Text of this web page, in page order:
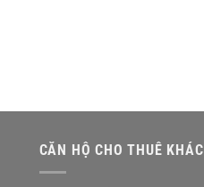
CĂN HỘ CHO THUÊ KHÁC